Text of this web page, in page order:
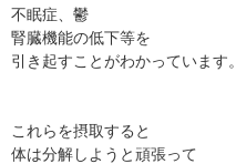
不眠症、鬱
腎臓機能の低下等を
引き起すことがわかっています。
これらを摂取すると
体は分解しようと頑張って